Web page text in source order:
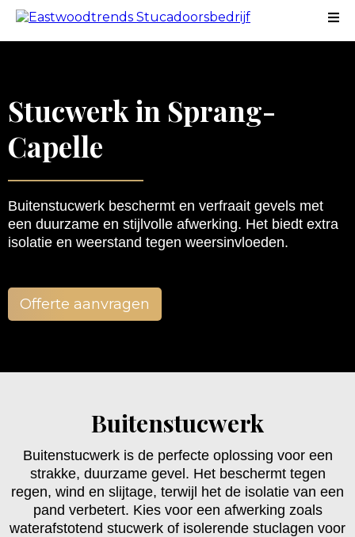
Stucwerk in Sprang-
Capelle
Buitenstucwerk beschermt en verfraait gevels met
een duurzame en stijlvolle afwerking. Het biedt extra
isolatie en weerstand tegen weersinvloeden.
Offerte aanvragen
Buitenstucwerk
Buitenstucwerk is de perfecte oplossing voor een
strakke, duurzame gevel. Het beschermt tegen
regen, wind en slijtage, terwijl het de isolatie van een
pand verbetert. Kies voor een afwerking zoals
waterafstotend stucwerk of isolerende stuclagen voor